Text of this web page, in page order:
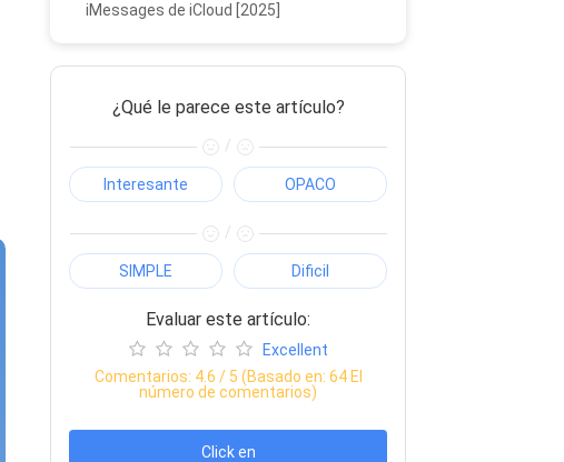
iMessages de iCloud [2025]
¿Qué le parece este artículo?
/
Interesante OPACO
/
SIMPLE Dificil
Evaluar este artículo:
Excellent
Comentarios: 4.6 / 5 (Basado en: 64El
número de comentarios)
Click en